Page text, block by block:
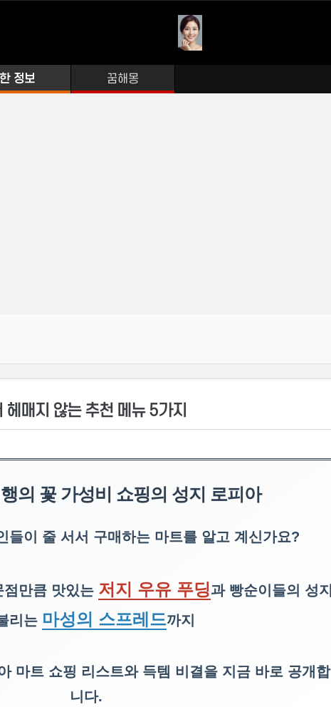
정보 꿈해몽
매지 않는 추천 메뉴 5가지
의 꽃 가성비 쇼핑의 성지 로피아
들이 줄 서서 구매하는 마트를 알고 계신가요?
만큼 맛있는 저지 우유 푸딩과 빵순이들의 성지
리는 마성의 스프레드까지
마트 쇼핑 리스트와 득템 비결을 지금 바로 공개합
니다.